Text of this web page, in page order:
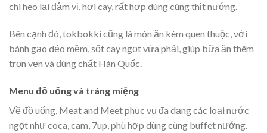
chi heo lại đậm vị, hơi cay, rất hợp dùng cùng thịt nướng.
Bên cạnh đó, tokbokki cũng là món ăn kèm quen thuộc, với
bánh gạo dẻo mềm, sốt cay ngọt vừa phải, giúp bữa ăn thêm
trọn vẹn và đúng chất Hàn Quốc.
Menu đồ uống và tráng miệng
Về đồ uống, Meat and Meet phục vụ đa dạng các loại nước
ngọt như coca, cam, 7up, phù hợp dùng cùng buffet nướng.